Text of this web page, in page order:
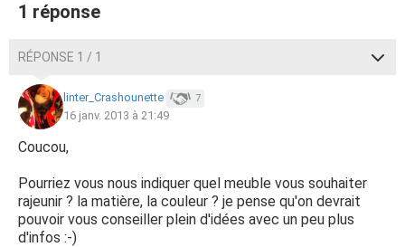
1 réponse
RÉPONSE 1 / 1
linter_Crashounette 7
16 janv. 2013 à 21:49
Coucou,
Pourriez vous nous indiquer quel meuble vous souhaiter
rajeunir ? la matière, la couleur ? je pense qu'on devrait
pouvoir vous conseiller plein d'idées avec un peu plus
d'infos :-)